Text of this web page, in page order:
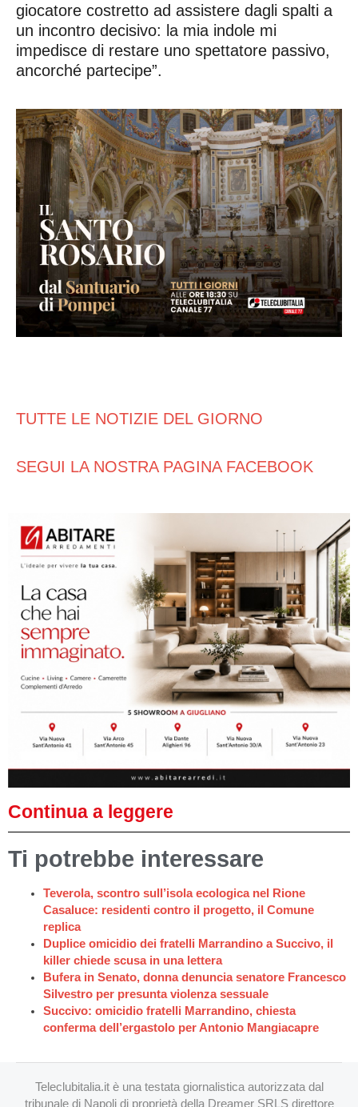
giocatore costretto ad assistere dagli spalti a
un incontro decisivo: la mia indole mi
impedisce di restare uno spettatore passivo,
ancorché partecipe”.
TUTTE LE NOTIZIE DEL GIORNO
SEGUI LA NOSTRA PAGINA FACEBOOK
Continua a leggere
Ti potrebbe interessare
Teverola, scontro sull’isola ecologica nel Rione
Casaluce: residenti contro il progetto, il Comune
replica
Duplice omicidio dei fratelli Marrandino a Succivo, il
killer chiede scusa in una lettera
Bufera in Senato, donna denuncia senatore Francesco
Silvestro per presunta violenza sessuale
Succivo: omicidio fratelli Marrandino, chiesta
conferma dell’ergastolo per Antonio Mangiacapre
Teleclubitalia.it è una testata giornalistica autorizzata dal
tribunale di Napoli di proprietà della Dreamer SRLS direttore